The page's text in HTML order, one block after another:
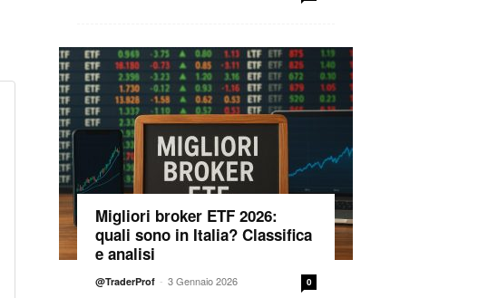
Migliori broker ETF 2026:
quali sono in Italia? Classifica
e analisi
@TraderProf - 3 Gennaio 2026 0